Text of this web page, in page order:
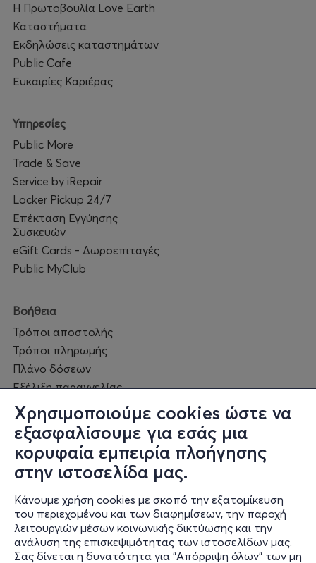
Χρησιμοποιούμε cookies ώστε να
εξασφαλίσουμε για εσάς μια
κορυφαία εμπειρία πλοήγησης
στην ιστοσελίδα μας.
Κάνουμε χρήση cookies με σκοπό την εξατομίκευση
του περιεχομένου και των διαφημίσεων, την παροχή
λειτουργιών μέσων κοινωνικής δικτύωσης και την
ανάλυση της επισκεψιμότητας των ιστοσελίδων μας.
Σας δίνεται η δυνατότητα για "Απόρριψη όλων" των μη
Η Πρωτοβουλία Love Earth
Καταστήματα
Εκδηλώσεις καταστημάτων
Public Cafe
Ευκαιρίες Καριέρας
Υπηρεσίες
Public More
Trade & Save
Service by iRepair
Locker Pickup 24/7
Επέκταση Εγγύησης
Συσκευών
eGift Cards - Δωροεπιταγές
Public MyClub
Βοήθεια
Τρόποι αποστολής
Τρόποι πληρωμής
Πλάνο δόσεων
Εξέλιξη παραγγελίας
Πορεία επισκευής
Συχνές ερωτήσεις και
επικοινωνία
Ο online κόσμος μας
Public GR
Public CY
Publicbusiness.gr
Public + home